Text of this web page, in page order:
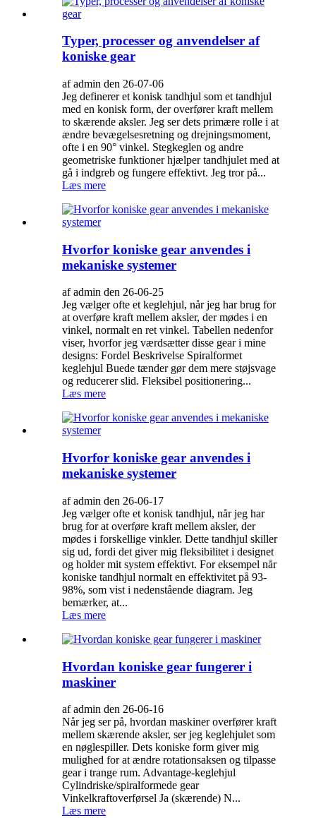
Typer, processer og anvendelser af
koniske gear
af admin den 26-07-06
Jeg definerer et konisk tandhjul som et tandhjul
med en konisk form, der overfører kraft mellem
to skærende aksler. Jeg ser dets primære rolle i at
ændre bevægelsesretning og drejningsmoment,
ofte i en 90° vinkel. Stegkeglen og andre
geometriske funktioner hjælper tandhjulet med at
gå i indgreb og fungere effektivt. Jeg tror på...
Læs mere
Hvorfor koniske gear anvendes i
mekaniske systemer
af admin den 26-06-25
Jeg vælger ofte et keglehjul, når jeg har brug for
at overføre kraft mellem aksler, der mødes i en
vinkel, normalt en ret vinkel. Tabellen nedenfor
viser, hvorfor jeg værdsætter disse gear i mine
designs: Fordel Beskrivelse Spiralformet
keglehjul Buede tænder gør dem mere støjsvage
og reducerer slid. Fleksibel positionering...
Læs mere
Hvorfor koniske gear anvendes i
mekaniske systemer
af admin den 26-06-17
Jeg vælger ofte et konisk tandhjul, når jeg har
brug for at overføre kraft mellem aksler, der
mødes i forskellige vinkler. Dette tandhjul skiller
sig ud, fordi det giver mig fleksibilitet i designet
og holder mit system effektivt. For eksempel når
koniske tandhjul normalt en effektivitet på 93-
98%, som vist i nedenstående diagram. Jeg
bemærker, at...
Læs mere
Hvordan koniske gear fungerer i
maskiner
af admin den 26-06-16
Når jeg ser på, hvordan maskiner overfører kraft
mellem skærende aksler, ser jeg keglehjulet som
en nøglespiller. Dets koniske form giver mig
mulighed for at ændre rotationsaksen og tilpasse
gear i trange rum. Advantage-keglehjul
Cylindriske/spiralformede gear
Vinkelkraftoverførsel Ja (skærende) N...
Læs mere